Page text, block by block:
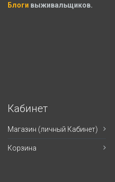
Блоги выживальщиков.
Кабинет
Магазин (личный Кабинет)
Корзина